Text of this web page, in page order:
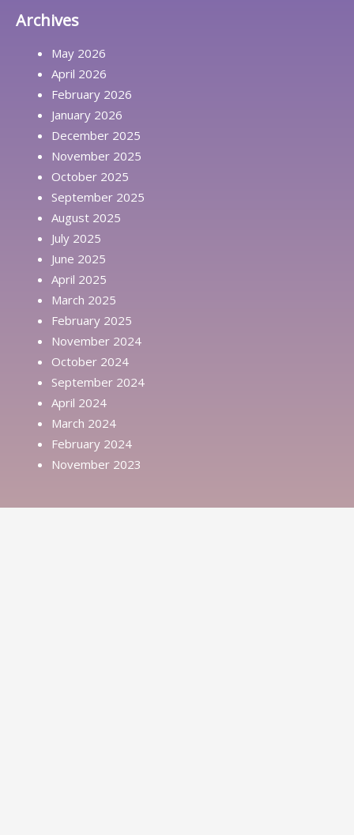
Archives
May 2026
April 2026
February 2026
January 2026
December 2025
November 2025
October 2025
September 2025
August 2025
July 2025
June 2025
April 2025
March 2025
February 2025
November 2024
October 2024
September 2024
April 2024
March 2024
February 2024
November 2023